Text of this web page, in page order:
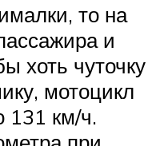
то на
и
хоть чуточку
мотоцикл
131 км/ч.